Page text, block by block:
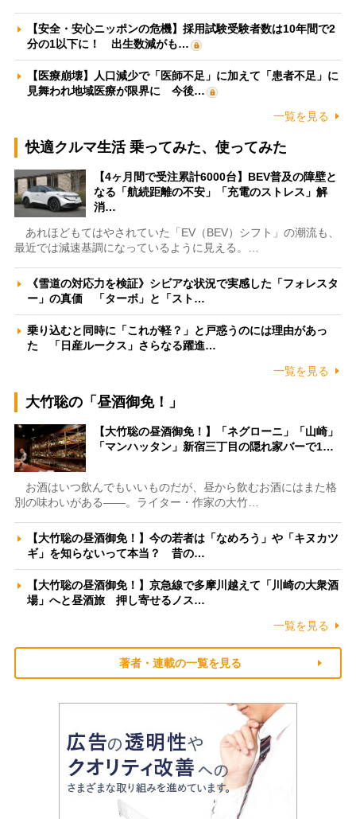
【安全・安心ニッポンの危機】採用試験受験者数は10年間で2
分の1以下に！ 出生数減がも…
【医療崩壊】人口減少で「医師不足」に加えて「患者不足」に
見舞われ地域医療が限界に 今後…
一覧を見る
快適クルマ生活 乗ってみた、使ってみた
【4ヶ月間で受注累計6000台】BEV普及の障壁と
なる「航続距離の不安」「充電のストレス」解
消…
あれほどもてはやされていた「EV（BEV）シフト」の潮流も、
最近では減速基調になっているように見える。…
《雪道の対応力を検証》シビアな状況で実感した「フォレスタ
ー」の真価 「ターボ」と「スト…
乗り込むと同時に「これが軽？」と戸惑うのには理由があっ
た 「日産ルークス」さらなる躍進…
一覧を見る
大竹聡の「昼酒御免！」
【大竹聡の昼酒御免！】「ネグローニ」「山崎」
「マンハッタン」新宿三丁目の隠れ家バーで1…
お酒はいつ飲んでもいいものだが、昼から飲むお酒にはまた格
別の味わいがある――。ライター・作家の大竹…
【大竹聡の昼酒御免！】今の若者は「なめろう」や「キヌカツ
ギ」を知らないって本当？ 昔の…
【大竹聡の昼酒御免！】京急線で多摩川越えて「川崎の大衆酒
場」へと昼酒旅 押し寄せるノス…
一覧を見る
著者・連載の一覧を見る